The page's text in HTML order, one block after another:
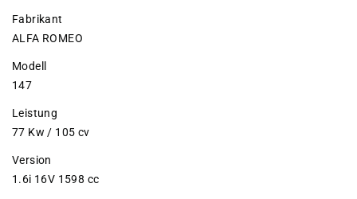
Fabrikant
ALFA ROMEO
Modell
147
Leistung
77 Kw / 105 cv
Version
1.6i 16V 1598 cc